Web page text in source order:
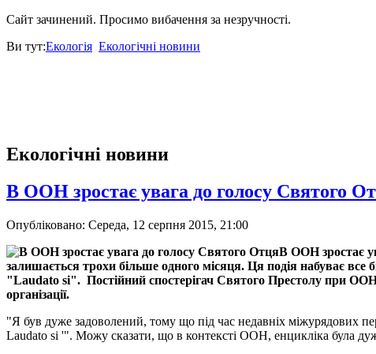
Сайт зачинений. Просимо вибачення за незручності.
Ви тут:Екологія Екологічні новини
Екологічні новини
В ООН зростає увага до голосу Святого
Опубліковано: Середа, 12 серпня 2015, 21:00
залишається трохи більше одного місяця. Ця подія набуває
"Laudato si". Постійний спостерігач Святого Престолу при
організації.
"Я був дуже задоволений, тому що під час недавніх міжурядових
Laudato si '". Можу сказати, що в контексті ООН, енцикліка була